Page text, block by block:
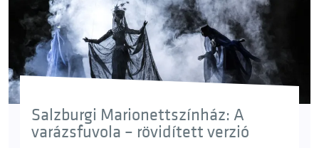
Salzburgi Marionettszínház: A
varázsfuvola – rövidített verzió